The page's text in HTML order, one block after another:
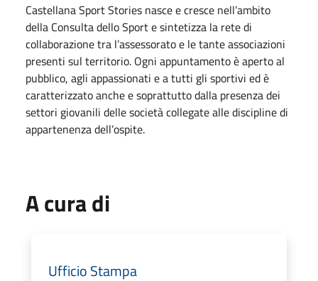
Castellana Sport Stories nasce e cresce nell’ambito
della Consulta dello Sport e sintetizza la rete di
collaborazione tra l’assessorato e le tante associazioni
presenti sul territorio. Ogni appuntamento è aperto al
pubblico, agli appassionati e a tutti gli sportivi ed è
caratterizzato anche e soprattutto dalla presenza dei
settori giovanili delle società collegate alle discipline di
appartenenza dell’ospite.
A cura di
Ufficio Stampa